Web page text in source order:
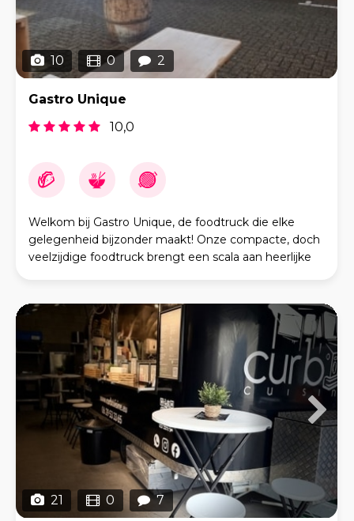
10 0 2
Gastro Unique
10,0
Welkom bij Gastro Unique, de foodtruck die elke
gelegenheid bijzonder maakt! Onze compacte, doch
veelzijdige foodtruck brengt een scala aan heerlijke
21 0 7